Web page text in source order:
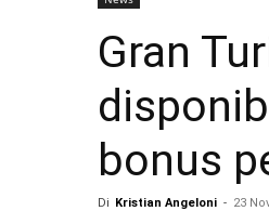
Gran
bonus
Di Kristian Angeloni - 23